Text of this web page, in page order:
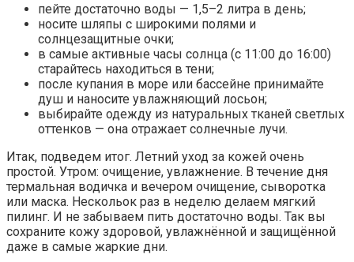
пейте достаточно воды — 1,5–2 литра в день;
носите шляпы с широкими полями и
солнцезащитные очки;
в самые активные часы солнца (с 11:00 до 16:00)
старайтесь находиться в тени;
после купания в море или бассейне принимайте
душ и наносите увлажняющий лосьон;
выбирайте одежду из натуральных тканей светлых
оттенков — она отражает солнечные лучи.
Итак, подведем итог. Летний уход за кожей очень
простой. Утром: очищение, увлажнение. В течение дня
термальная водичка и вечером очищение, сыворотка
или маска. Нескольок раз в неделю делаем мягкий
пилинг. И не забываем пить достаточно воды. Так вы
сохраните кожу здоровой, увлажнённой и защищённой
даже в самые жаркие дни.